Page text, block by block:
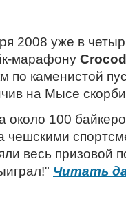
2008 уже в
марафону
по каменистой
на Мысе
около 100
чешскими
весь
Читать